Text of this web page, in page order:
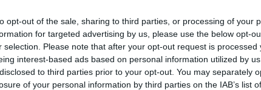
opt-out of the sale, sharing to third parties, or processing of your
for targeted advertising by us, please use the below opt-
selection. Please note that after your opt-out request is processed
interest-based ads based on personal information utilized by
to third parties prior to your opt-out. You may separately
of your personal information by third parties on the IAB’s list
La Maddalena finisca in tv. Il programma
all’isolae andrà in onda tra un mese.
comunale del turismo Gian Vincenzo Belli.